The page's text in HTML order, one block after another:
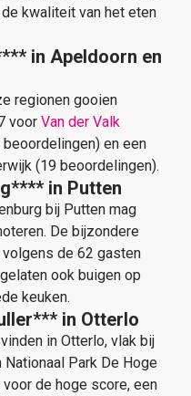
kwaliteit van het eten
in Apeldoorn en
regionen gooien
voor Van der Valk
beoordelingen) en een
(19 beoordelingen).
in Putten
bij Putten mag
De bijzondere
de 62 gasten
ook buigen op
keuken.
*** in Otterlo
in Otterlo, vlak bij
Park De Hoge
de hoge score, een